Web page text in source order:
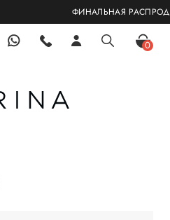
ФИНАЛЬНАЯ РАСПРОДАЖА!
0